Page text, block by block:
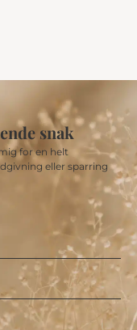
snak
for en helt
eller sparring